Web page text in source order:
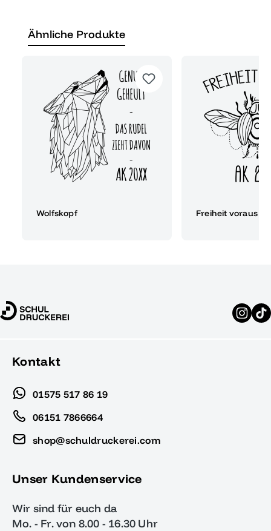
Ähnliche Produkte
Wolfskopf Freiheit voraus
Kontakt
01575 517 86 19
06151 7866664
shop@schuldruckerei.com
Unser Kundenservice
Wir sind für euch da
Mo. - Fr. von 8.00 - 16.30 Uhr